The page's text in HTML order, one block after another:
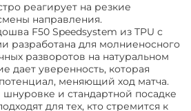
реагирует на резкие
направления.
F50 Speedsystem из TPU с
разработана для молниеносного
разворотов на натуральном
дает уверенность, которая
меняющий ход матча.
и стандартной посадке
для тех, кто стремится к